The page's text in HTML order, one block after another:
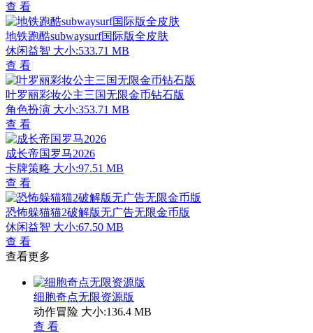
查 看
地铁跑酷subwaysurf国际版全皮肤
休闲益智 大小:533.71 MB
查 看
叶罗丽彩妆公主三国无限金币钻石版
角色扮演 大小:353.71 MB
查 看
成长帝国罗马2026
卡牌策略 大小:97.51 MB
查 看
恐怖躲猫猫2破解版无广告无限金币版
休闲益智 大小:67.50 MB
查 看
查看更多
细胞奇点无限资源版
动作冒险 大小:136.4 MB
查 看